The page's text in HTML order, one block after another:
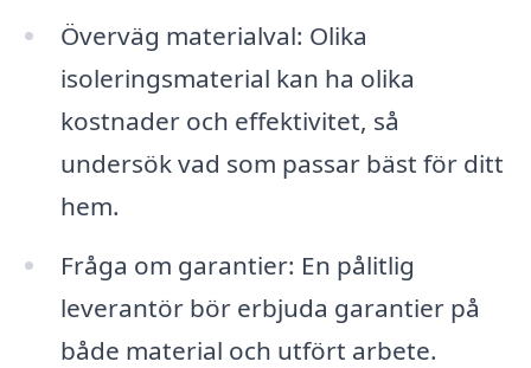
Överväg materialval: Olika
isoleringsmaterial kan ha olika
kostnader och effektivitet, så
undersök vad som passar bäst för ditt
hem.
Fråga om garantier: En pålitlig
leverantör bör erbjuda garantier på
både material och utfört arbete.